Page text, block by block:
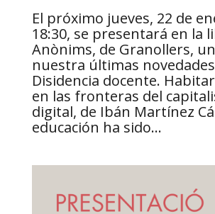
El próximo jueves, 22 de
18:30, se presentará en la
Anònims, de Granollers,
nuestra últimas
Disidencia docente.
en las fronteras del
digital, de Ibán Martínez
educación ha sido...